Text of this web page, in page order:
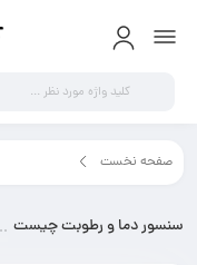
چیست